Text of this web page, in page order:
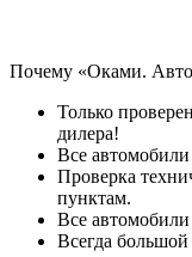
Почему «Оками.
Только
дилера!
Все
Проверка
пунктам.
Все
Всегда